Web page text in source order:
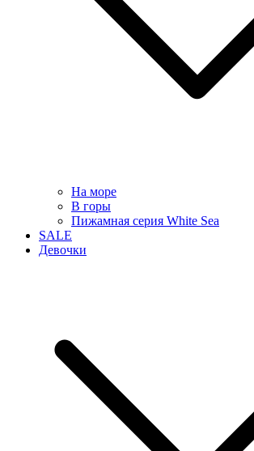
На море
В горы
Пижамная серия White Sea
SALE
Девочки